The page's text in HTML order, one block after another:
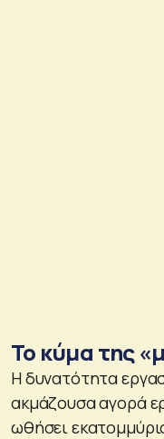
Το κύμα της
Η δυνατότητα
ακμάζουσα αγορά
ωθήσει